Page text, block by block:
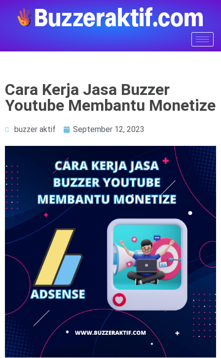
Cara Kerja Jasa Buzzer
Youtube Membantu Monetize
buzzer aktif September 12, 2023